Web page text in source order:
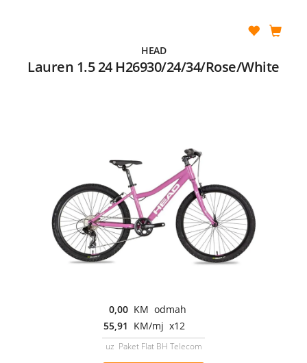
HEAD
Lauren 1.5 24 H26930/24/34/Rose/White
0,00 KM odmah
55,91 KM/mj x12
uz Paket Flat BH Telecom